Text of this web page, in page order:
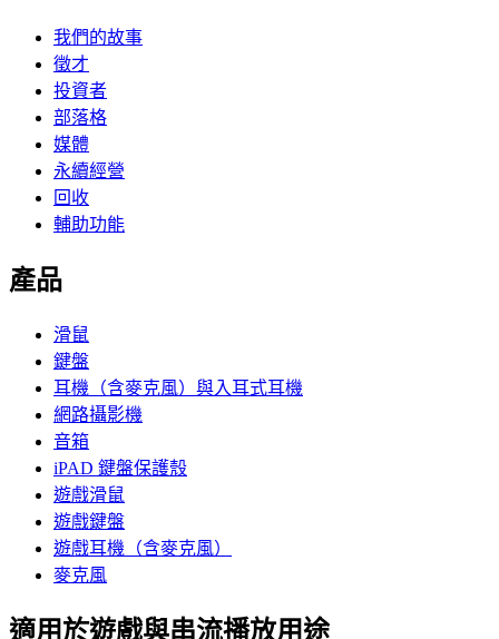
我們的故事
徵才
投資者
部落格
媒體
永續經營
回收
輔助功能
產品
滑鼠
鍵盤
耳機（含麥克風）與入耳式耳機
網路攝影機
音箱
iPAD 鍵盤保護殼
遊戲滑鼠
遊戲鍵盤
遊戲耳機（含麥克風）
麥克風
適用於遊戲與串流播放用途